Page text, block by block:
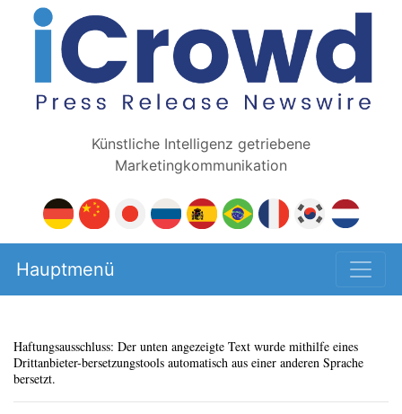
Künstliche Intelligenz getriebene
Marketingkommunikation
Hauptmenü
Haftungsausschluss: Der unten angezeigte Text wurde mithilfe eines
Drittanbieter-bersetzungstools automatisch aus einer anderen Sprache
bersetzt.